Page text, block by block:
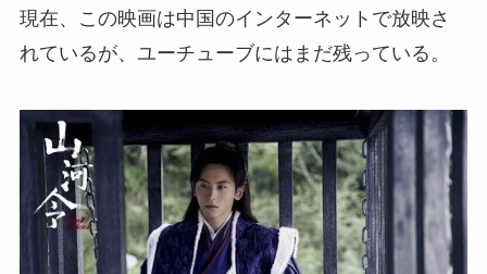
現在、この映画は中国のインターネットで放映さ
れているが、ユーチューブにはまだ残っている。